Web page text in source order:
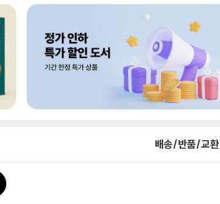
배송/반품/교환